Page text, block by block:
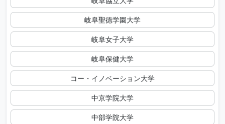
岐阜聖徳学園大学
岐阜女子大学
岐阜保健大学
コー・イノベーション大学
中京学院大学
中部学院大学